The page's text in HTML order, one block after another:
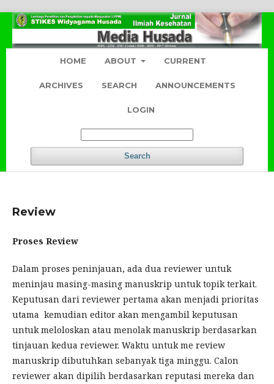
HOME ABOUT CURRENT
ARCHIVES SEARCH ANNOUNCEMENTS
LOGIN
Search
Review
Proses Review
Dalam proses peninjauan, ada dua reviewer untuk
meninjau masing-masing manuskrip untuk topik terkait.
Keputusan dari reviewer pertama akan menjadi prioritas
utama kemudian editor akan mengambil keputusan
untuk meloloskan atau menolak manuskrip berdasarkan
tinjauan kedua reviewer. Waktu untuk me review
manuskrip dibutuhkan sebanyak tiga minggu. Calon
reviewer akan dipilih berdasarkan reputasi mereka dan